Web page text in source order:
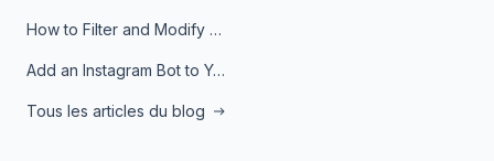
How to Filter and Modify RSS Feeds
Add an Instagram Bot to Your Telegram Channel, Group, or Topic
Tous les articles du blog